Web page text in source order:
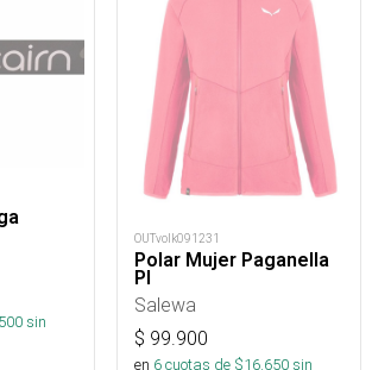
sin
OUTvolk091231
Polar Mujer Paganella
Pl
Salewa
$ 99.900
en 6cuotas de $16.650sin